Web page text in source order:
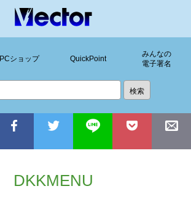
PCショップ QuickPoint
みんなの
電子署名
DKKMENU